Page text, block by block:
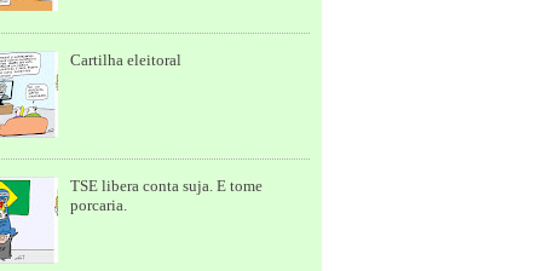
Cartilha eleitoral
TSE libera conta suja. E tome
porcaria.